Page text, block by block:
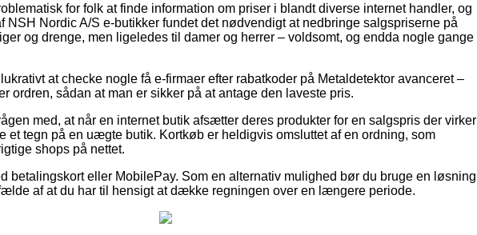
for folk at finde information om priser i blandt diverse internet handler, og
NSH Nordic A/S e-butikker fundet det nødvendigt at nedbringe salgspriserne på
og drenge, men ligeledes til damer og herrer – voldsomt, og endda nogle gange
at checke nogle få e-firmaer efter rabatkoder på Metaldetektor avanceret –
ordren, sådan at man er sikker på at antage den laveste pris.
med, at når en internet butik afsætter deres produkter for en salgspris der virker
et tegn på en uægte butik. Kortkøb er heldigvis omsluttet af en ordning, som
shops på nettet.
betalingskort eller MobilePay. Som en alternativ mulighed bør du bruge en løsning
af at du har til hensigt at dække regningen over en længere periode.